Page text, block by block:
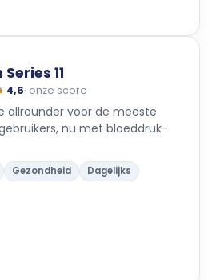
11
4,6· onze score
allrounder voor de meeste
nu met bloeddruk-
Gezondheid Dagelijks